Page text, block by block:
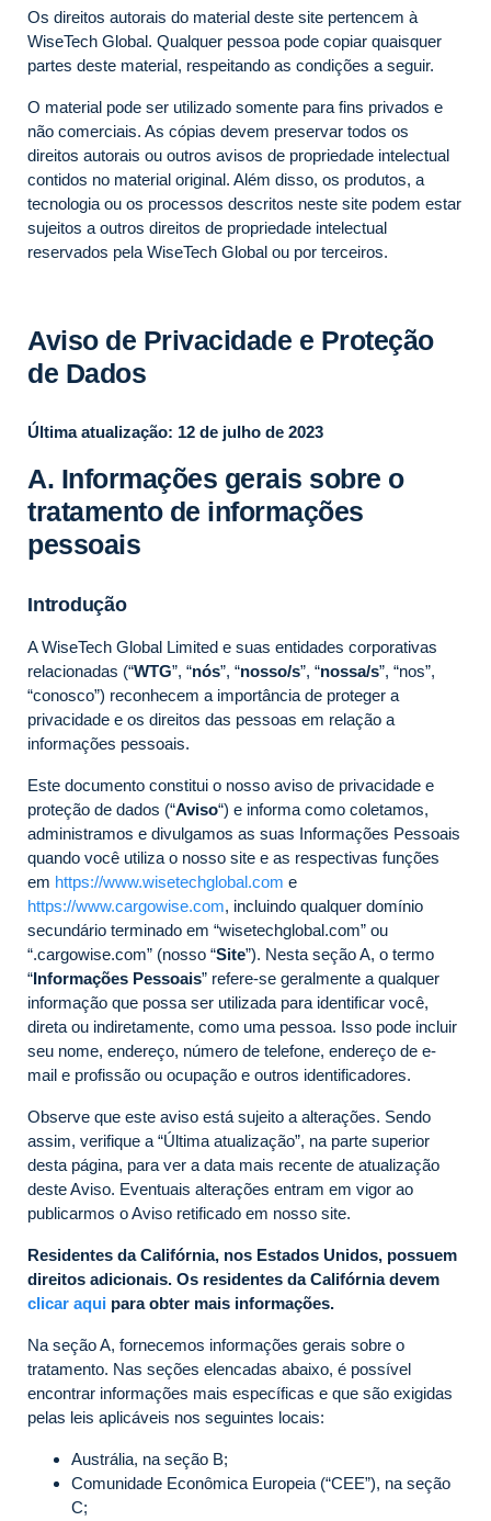
Os direitos autorais do material deste site pertencem à
WiseTech Global. Qualquer pessoa pode copiar quaisquer
partes deste material, respeitando as condições a seguir.
O material pode ser utilizado somente para fins privados e
não comerciais. As cópias devem preservar todos os
direitos autorais ou outros avisos de propriedade intelectual
contidos no material original. Além disso, os produtos, a
tecnologia ou os processos descritos neste site podem estar
sujeitos a outros direitos de propriedade intelectual
reservados pela WiseTech Global ou por terceiros.
Aviso de Privacidade e Proteção
de Dados
Última atualização: 12 de julho de 2023
A. Informações gerais sobre o
tratamento de informações
pessoais
Introdução
A WiseTech Global Limited e suas entidades corporativas
relacionadas (“WTG”, “nós”, “nosso/s”, “nossa/s”, “nos”,
“conosco”) reconhecem a importância de proteger a
privacidade e os direitos das pessoas em relação a
informações pessoais.
Este documento constitui o nosso aviso de privacidade e
proteção de dados (“Aviso“) e informa como coletamos,
administramos e divulgamos as suas Informações Pessoais
quando você utiliza o nosso site e as respectivas funções
em https://www.wisetechglobal.com e
https://www.cargowise.com, incluindo qualquer domínio
secundário terminado em “wisetechglobal.com” ou
“.cargowise.com” (nosso “Site”). Nesta seção A, o termo
“Informações Pessoais” refere-se geralmente a qualquer
informação que possa ser utilizada para identificar você,
direta ou indiretamente, como uma pessoa. Isso pode incluir
seu nome, endereço, número de telefone, endereço de e-
mail e profissão ou ocupação e outros identificadores.
Observe que este aviso está sujeito a alterações. Sendo
assim, verifique a “Última atualização”, na parte superior
desta página, para ver a data mais recente de atualização
deste Aviso. Eventuais alterações entram em vigor ao
publicarmos o Aviso retificado em nosso site.
Residentes da Califórnia, nos Estados Unidos, possuem
direitos adicionais. Os residentes da Califórnia devem
clicar aqui para obter mais informações.
Na seção A, fornecemos informações gerais sobre o
tratamento. Nas seções elencadas abaixo, é possível
encontrar informações mais específicas e que são exigidas
pelas leis aplicáveis nos seguintes locais:
Austrália, na seção B;
Comunidade Econômica Europeia (“CEE”), na seção
C;